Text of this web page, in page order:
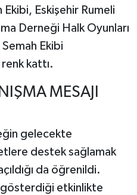
Ekibi, Eskişehir Rumeli
Derneği Halk Oyunları
Ekibi
kattı.
MESAJI
gelecekte
destek sağlamak
da öğrenildi.
gösterdiği etkinlikte